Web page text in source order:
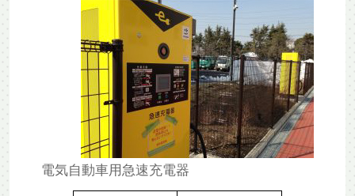
電気自動車用急速充電器